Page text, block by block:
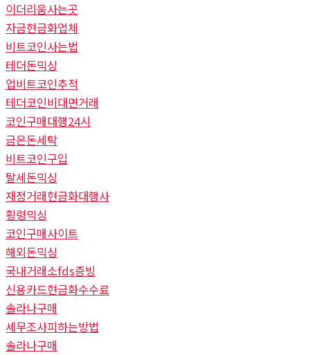
이더리움사는곳
자금현금화업체
비트코인사는법
테더돈믹싱
업비트코인추적
테더코인비대면거래
코인구매대행24시
금은돈세탁
비트코인구입
탈세돈믹싱
재정거래현금화대행사
횡령믹싱
코인구매사이트
해외돈믹싱
국내거래소fds증빙
신용카드현금화수수료
솔라나구매
세무조사피하는방법
솔라나구매